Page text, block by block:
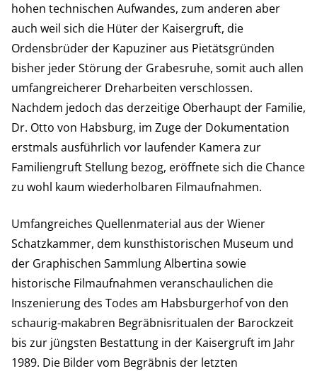
hohen technischen Aufwandes, zum anderen aber
auch weil sich die Hüter der Kaisergruft, die
Ordensbrüder der Kapuziner aus Pietätsgründen
bisher jeder Störung der Grabesruhe, somit auch allen
umfangreicherer Dreharbeiten verschlossen.
Nachdem jedoch das derzeitige Oberhaupt der Familie,
Dr. Otto von Habsburg, im Zuge der Dokumentation
erstmals ausführlich vor laufender Kamera zur
Familiengruft Stellung bezog, eröffnete sich die Chance
zu wohl kaum wiederholbaren Filmaufnahmen.
Umfangreiches Quellenmaterial aus der Wiener
Schatzkammer, dem kunsthistorischen Museum und
der Graphischen Sammlung Albertina sowie
historische Filmaufnahmen veranschaulichen die
Inszenierung des Todes am Habsburgerhof von den
schaurig-makabren Begräbnisritualen der Barockzeit
bis zur jüngsten Bestattung in der Kaisergruft im Jahr
1989. Die Bilder vom Begräbnis der letzten